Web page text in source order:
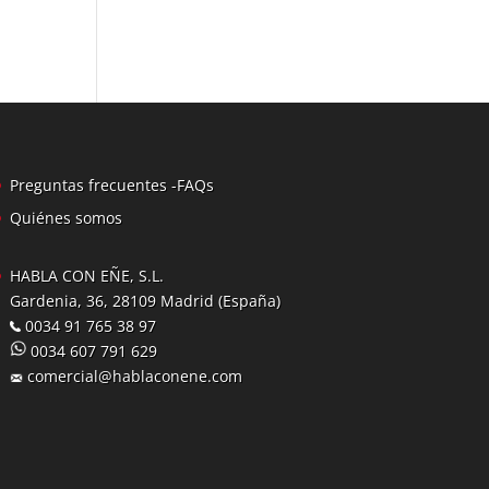
Preguntas frecuentes -FAQs
Quiénes somos
HABLA CON EÑE, S.L.
Gardenia, 36, 28109 Madrid (España)
0034 91 765 38 97
0034 607 791 629
comercial@hablaconene.com